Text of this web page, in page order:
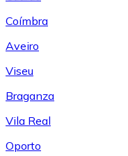
Coímbra
Aveiro
Viseu
Braganza
Vila Real
Oporto